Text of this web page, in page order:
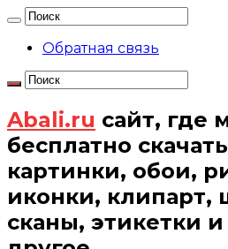
Обратная связь
Abali.ru сайт, где
бесплатно
картинки, обои,
иконки, клипарт,
сканы, этикетки